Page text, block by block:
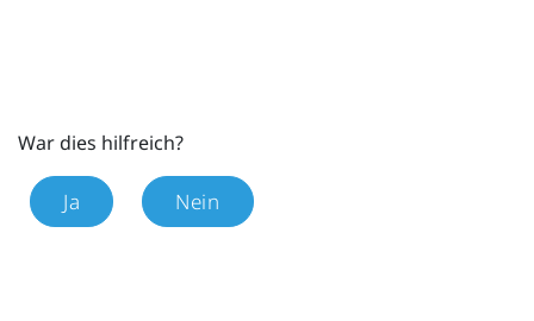
War dies hilfreich?
Ja Nein